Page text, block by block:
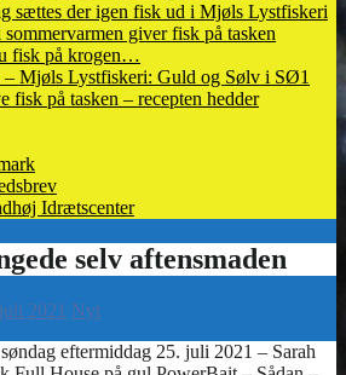
sættes der igen fisk ud i Mjøls Lystfiskeri
giver fisk på tasken
fisk på krogen…
Mjøls Lystfiskeri: Guld og Sølv i SØ1
fisk på tasken – recepten hedder
Idrætscenter
2021 Nyt